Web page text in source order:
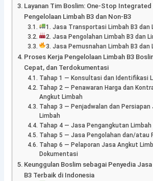
Layanan Tim Boslim: One-Stop
Pengelolaan Limbah B3 dan Non-B3
1. Jasa Transportasi Limbah B3 dan
2. Jasa Pengolahan Limbah B3 dan
3. Jasa Pemusnahan Limbah B3 dan
Proses Kerja Pengelolaan Limbah B3
Cepat, dan Terdokumentasi
Tahap 1 — Konsultasi dan Identifikasi
Tahap 2 — Penawaran Harga dan
Angkut Limbah
Tahap 3 — Penjadwalan dan Persiapan
Limbah
Tahap 4 — Jasa Pengangkutan Limbah
Tahap 5 — Jasa Pengolahan dan/atau
Tahap 6 — Pelaporan Jasa Angkut
Dokumentasi
Keunggulan Boslim sebagai Penyedia
B3 Terbaik di Indonesia